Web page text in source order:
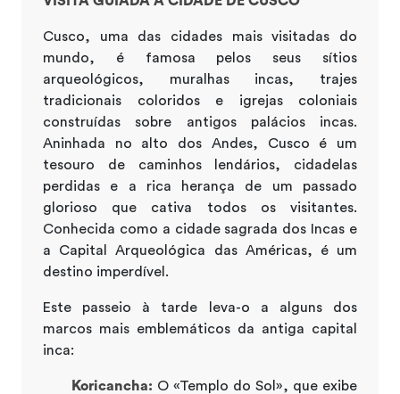
Cusco, uma das cidades mais visitadas do
mundo, é famosa pelos seus sítios
arqueológicos, muralhas incas, trajes
tradicionais coloridos e igrejas coloniais
construídas sobre antigos palácios incas.
Aninhada no alto dos Andes, Cusco é um
tesouro de caminhos lendários, cidadelas
perdidas e a rica herança de um passado
glorioso que cativa todos os visitantes.
Conhecida como a cidade sagrada dos Incas e
a Capital Arqueológica das Américas, é um
destino imperdível.
Este passeio à tarde leva-o a alguns dos
marcos mais emblemáticos da antiga capital
inca:
Koricancha: O «Templo do Sol», que exibe